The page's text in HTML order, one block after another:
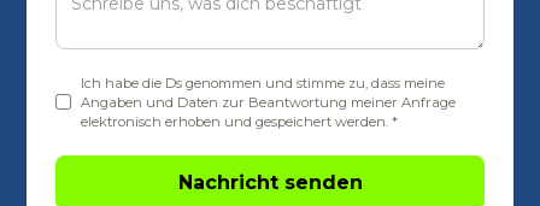
Ich habe die Ds genommen und stimme zu, dass meine
Angaben und Daten zur Beantwortung meiner Anfrage
elektronisch erhoben und gespeichert werden. *